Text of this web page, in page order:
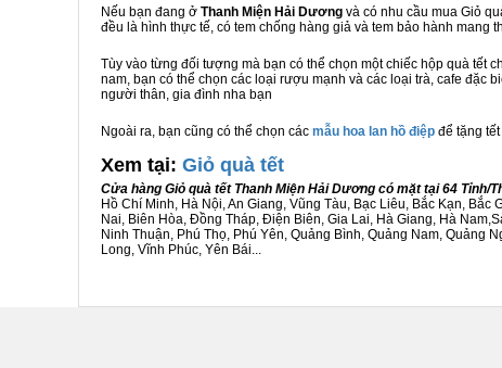
Nếu bạn đang ở Thanh Miện Hải Dương và có nhu cầu mua Giỏ
đều là hình thực tế, có tem chống hàng giả và tem bảo hành mang
Tùy vào từng đối tượng mà bạn có thể chọn một chiếc hộp quà tết
nam, bạn có thể chọn các loại rượu mạnh và các loại trà, cafe đặc
người thân, gia đình nha bạn
Ngoài ra, bạn cũng có thể chọn các mẫu hoa lan hồ điệp để tặng tết
Xem tại: Giỏ quà tết
Cửa hàng Giỏ quà tết Thanh Miện Hải Dương có mặt tại 64 Tỉnh/
Hồ Chí Minh, Hà Nội, An Giang, Vũng Tàu, Bạc Liêu, Bắc Kạn,
Nai, Biên Hòa, Đồng Tháp, Điện Biên, Gia Lai, Hà Giang, Hà
Ninh Thuận, Phú Thọ, Phú Yên, Quảng Bình, Quảng Nam, Quảng
Long, Vĩnh Phúc, Yên Bái...